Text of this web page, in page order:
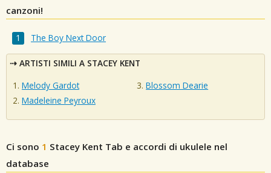
canzoni!
The Boy Next Door
ARTISTI SIMILI A STACEY KENT
Melody Gardot
Madeleine Peyroux
Blossom Dearie
Ci sono 1 Stacey Kent Tab e accordi di ukulele nel
database